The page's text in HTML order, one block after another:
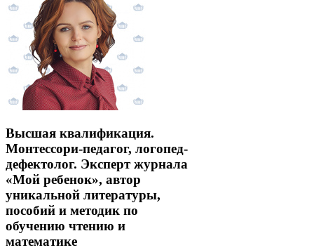
Высшая квалификация.
Монтессори-педагог, логопед-
дефектолог. Эксперт журнала
«Мой ребенок», автор
уникальной литературы,
пособий и методик по
обучению чтению и
математике